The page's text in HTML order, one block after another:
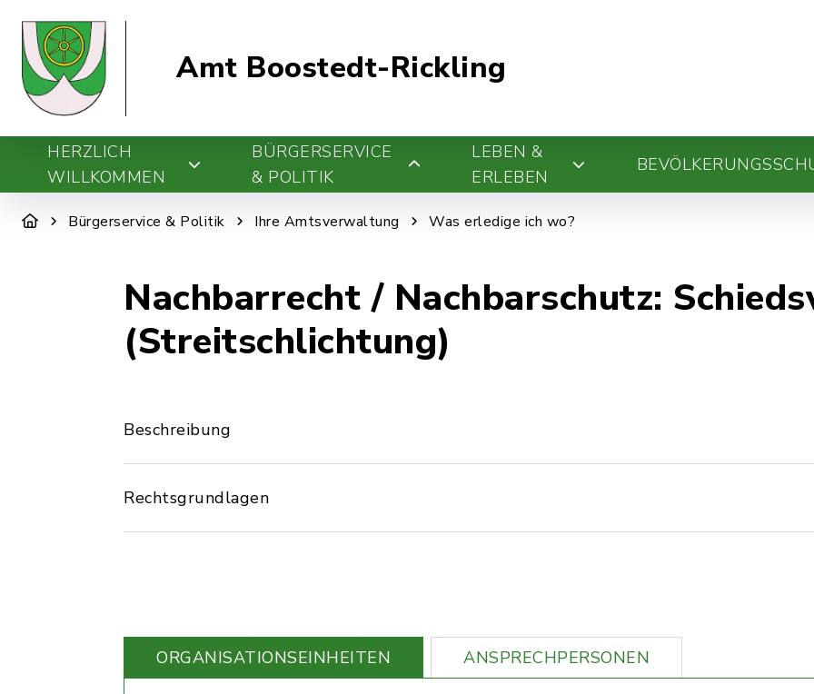
Amt Boostedt-Rickling
HERZLICH
WILLKOMMEN
BÜRGERSERVICE
& POLITIK
LEBEN &
ERLEBEN
Bürgerservice & Politik Ihre Amtsverwaltung Was erledige ich wo?
Nachbarrecht / Nachbarschutz:
(Streitschlichtung)
Beschreibung
Rechtsgrundlagen
ORGANISATIONS­EINHEITEN ANSPRECHPERSONEN